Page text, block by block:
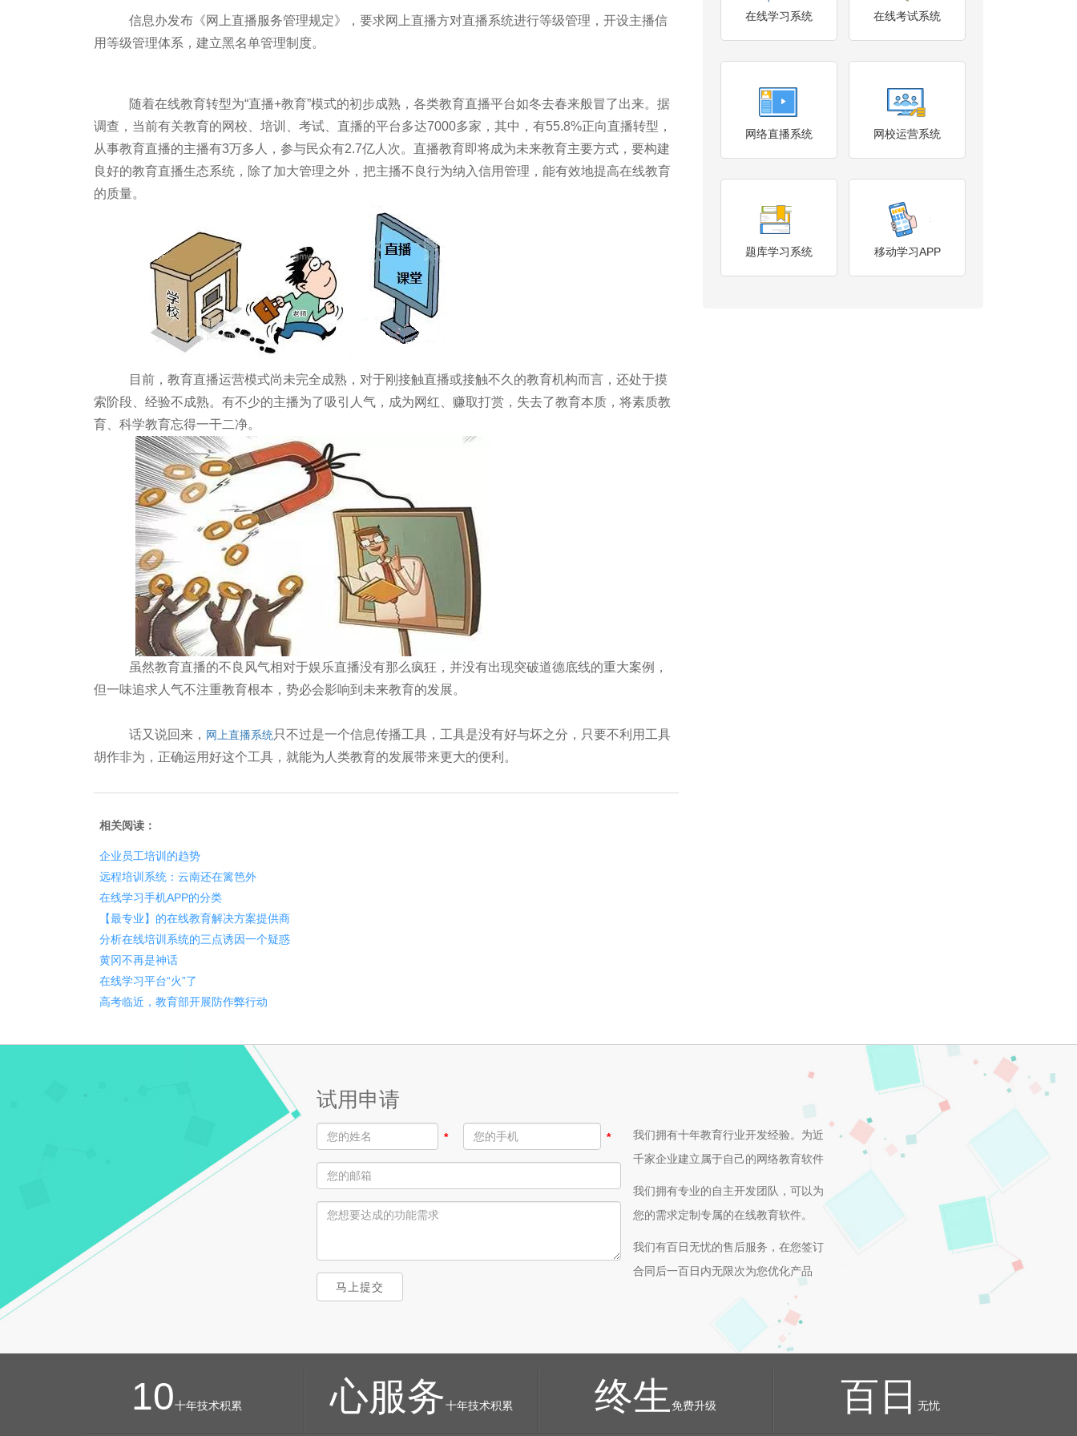
在线学习系统 在线考试系统
网络直播系统 网校运营系统
题库学习系统 移动学习APP
信息办发布《网上直播服务管理规定》，要求网上直播方对直播系统进行等级管理， 开设主播信
用等级管理体系，建立黑名单管理制度。
随着在线教育转型为“直播+教育”模式的初步成熟，各类教育直播平台如冬去春来般冒了出来。据
调查，当前有关教育的网校、培训、考试、直播的平台多达7000多家，其中，有55.8%正向直播转型，
从事教育直播的主播有3万多人，参与民众有2.7亿人次。直播教育即将成为未来教育主要方式，要构建
良好的教育直播生态系统，除了加大管理之外，把主播不良行为纳入信用管理，能有效地提高在线教育
的质量。
目前，教育直播运营模式尚未完全成熟，对于刚接触直播或接触不久的教育机构而言 ，还处于摸
索阶段、经验不成熟。有不少的主播为了吸引人气，成为网红、赚取打赏，失去了教育本质，将素质教
育、科学教育忘得一干二净。
虽然教育直播的不良风气相对于娱乐直播没有那么疯狂，并没有出现突破道德底线的重大案例，
但一味追求人气不注重教育根本，势必会影响到未来教育的发展。
话又说回来， 网上直播系统只不过是一个信息传播工具，工具是没有好与坏之分，只要不利用工具
胡作非为，正确运用好这个工具，就能为人类教育的发展带来更大的便利。
相关阅读：
企业员工培训的趋势
远程培训系统：云南还在篱笆外
在线学习手机APP的分类
【最专业】的在线教育解决方案提供商
分析在线培训系统的三点诱因一个疑惑
黄冈不再是神话
在线学习平台“火”了
高考临近，教育部开展防作弊行动
试用申请
* *
马上提交
我们拥有十年教育行业开发经验。为近
千家企业建立属于自己的网络教育软件
我们拥有专业的自主开发团队，可以为
您的需求定制专属的在线教育软件。
我们有百日无忧的售后服务，在您签订
合同后一百日内无限次为您优化产品
10十年技术积累 心服务十年技术积累 终生免费升级 百日无忧